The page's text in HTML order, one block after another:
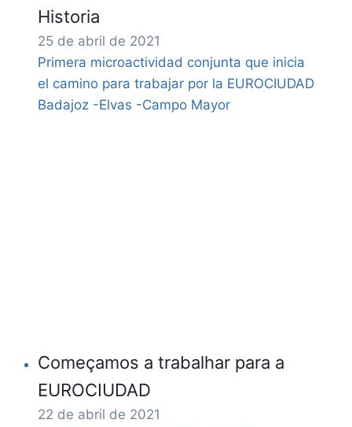
Historia
25 de abril de 2021
Primera microactividad conjunta que inicia
el camino para trabajar por la EUROCIUDAD
Badajoz -Elvas -Campo Mayor
Começamos a trabalhar para a
EUROCIUDAD
22 de abril de 2021